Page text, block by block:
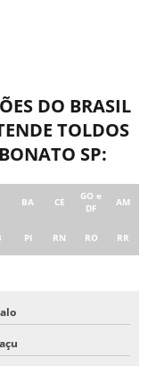
DO BRASIL
TOLDOS
SP:
BA CE
GO e
DF
AM
PI RN RO RR